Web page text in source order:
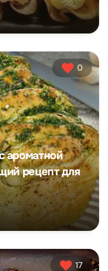
0
ароматной
рецепт для
17